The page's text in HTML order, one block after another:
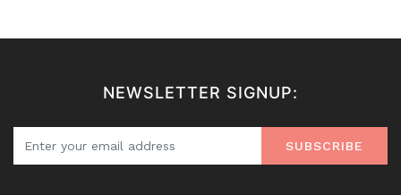
NEWSLETTER SIGNUP:
SUBSCRIBE